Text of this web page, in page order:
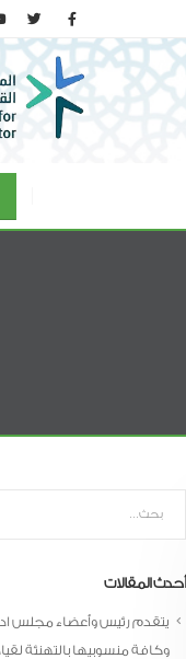
أحدث المقالات
يتقدم رئيس وأعضاء مجلس
وكافة منسوبيها بالتهنئة